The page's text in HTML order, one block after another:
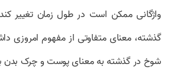
واژگانی ممکن است در طول زمان تغییر
گذشته، معنای متفاوتی از مفهوم امروزی
شوخ در گذشته به معنای پوست و چرک بدن